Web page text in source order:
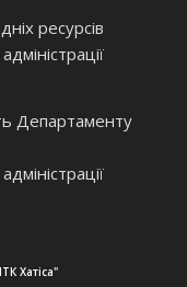
ресурсів
Департаменту
Хатіса"